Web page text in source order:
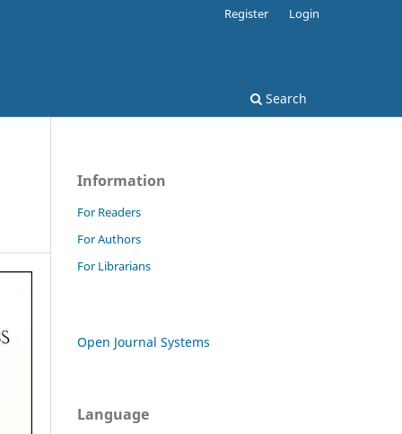
Search
Register Login
Information
For Readers
For Authors
For Librarians
Open Journal Systems
Language